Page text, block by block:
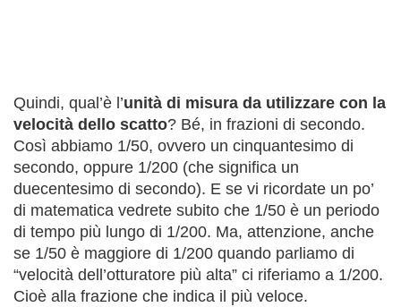
Quindi, qual’è l’unità di misura da utilizzare con la
velocità dello scatto? Bé, in frazioni di secondo.
Così abbiamo 1/50, ovvero un cinquantesimo di
secondo, oppure 1/200 (che significa un
duecentesimo di secondo). E se vi ricordate un po’
di matematica vedrete subito che 1/50 è un periodo
di tempo più lungo di 1/200. Ma, attenzione, anche
se 1/50 è maggiore di 1/200 quando parliamo di
“velocità dell’otturatore più alta” ci riferiamo a 1/200.
Cioè alla frazione che indica il più veloce.